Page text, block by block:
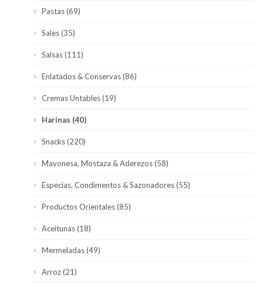
Pastas(69)
Sales(35)
Salsas(111)
Enlatados & Conservas(86)
Cremas Untables(19)
Harinas (40)
Snacks(220)
Mayonesa, Mostaza & Aderezos(58)
Especias, Condimentos & Sazonadores(55)
Productos Orientales(85)
Aceitunas(18)
Mermeladas(49)
Arroz(21)